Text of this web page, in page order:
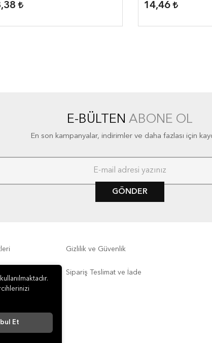
14,46
E-BÜLTEN ABONE OL
En son kampanyalar, indirimler ve daha fazlası için
GÖNDER
Gizlilik ve Güvenlik
Sipariş Teslimat ve İade
Et